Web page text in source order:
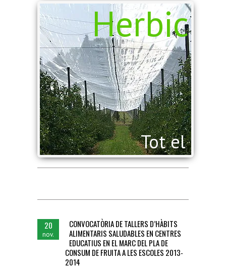
Tot el
20
nov.
CONVOCATÒRIA DE TALLERS D’HÀBITS
ALIMENTARIS SALUDABLES EN CENTRES
EDUCATIUS EN EL MARC DEL PLA DE
CONSUM DE FRUITA A LES ESCOLES 2013-
2014